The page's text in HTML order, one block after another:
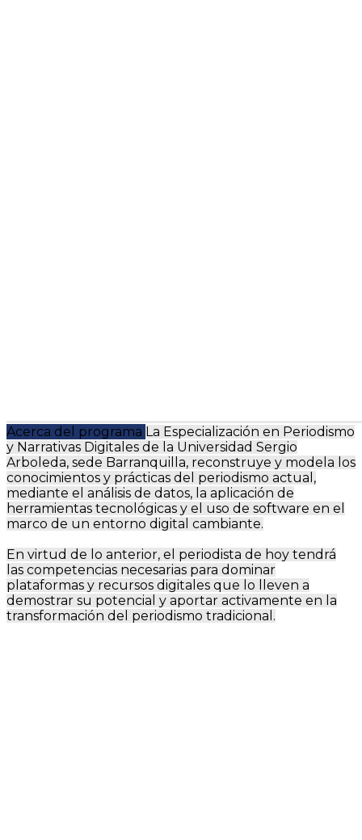
Acerca del programa La Especialización en Periodismo
y Narrativas Digitales de la Universidad Sergio
Arboleda, sede Barranquilla, reconstruye y modela los
conocimientos y prácticas del periodismo actual,
mediante el análisis de datos, la aplicación de
herramientas tecnológicas y el uso de software en el
marco de un entorno digital cambiante.
En virtud de lo anterior, el periodista de hoy tendrá
las competencias necesarias para dominar
plataformas y recursos digitales que lo lleven a
demostrar su potencial y aportar activamente en la
transformación del periodismo tradicional.